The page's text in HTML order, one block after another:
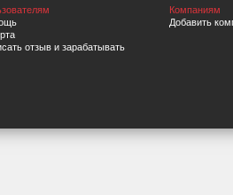
отзыв и зарабатывать
Компаниям
Добавить